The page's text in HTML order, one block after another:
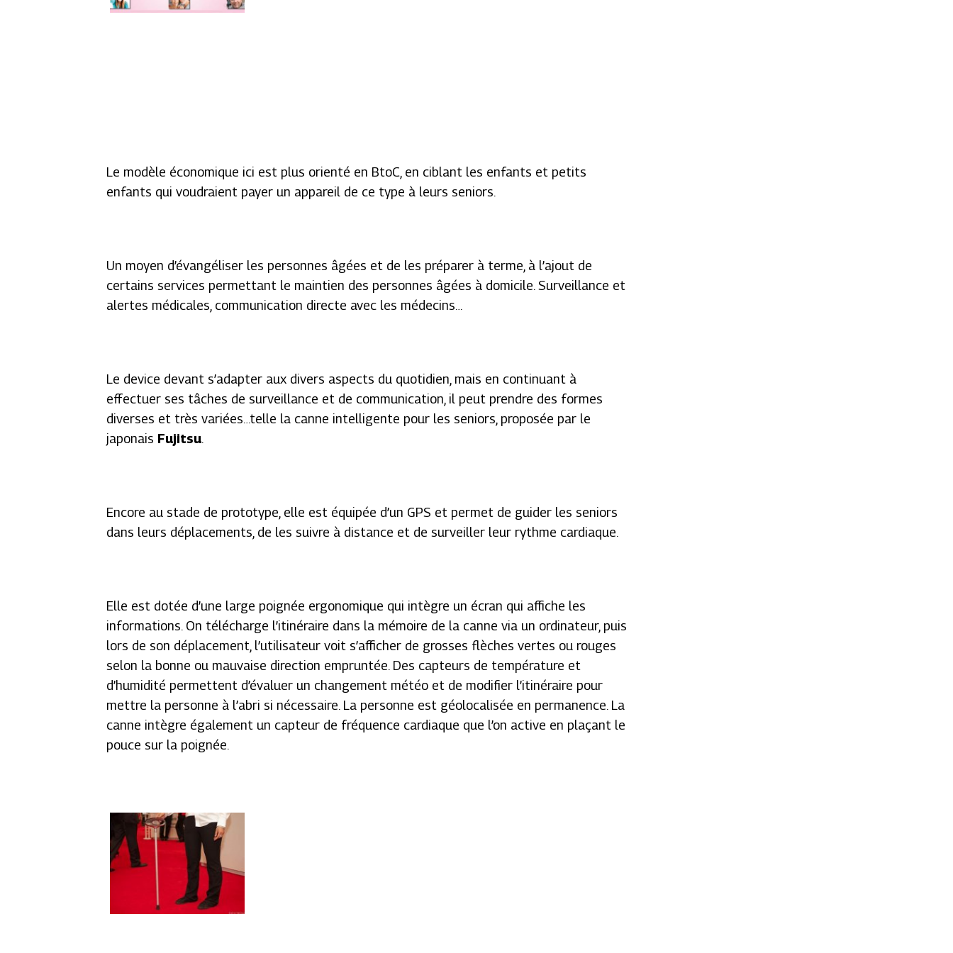
Le modèle économique ici est plus orienté en BtoC, en ciblant les enfants et petits
enfants qui voudraient payer un appareil de ce type à leurs seniors.
Un moyen d’évangéliser les personnes âgées et de les préparer à terme, à l’ajout de
certains services permettant le maintien des personnes âgées à domicile. Surveillance et
alertes médicales, communication directe avec les médecins…
Le device devant s’adapter aux divers aspects du quotidien, mais en continuant à
effectuer ses tâches de surveillance et de communication, il peut prendre des formes
diverses et très variées…telle la canne intelligente pour les seniors, proposée par le
japonais Fujitsu.
Encore au stade de prototype, elle est équipée d’un GPS et permet de guider les seniors
dans leurs déplacements, de les suivre à distance et de surveiller leur rythme cardiaque.
Elle est dotée d’une large poignée ergonomique qui intègre un écran qui affiche les
informations. On télécharge l’itinéraire dans la mémoire de la canne via un ordinateur, puis
lors de son déplacement, l’utilisateur voit s’afficher de grosses flèches vertes ou rouges
selon la bonne ou mauvaise direction empruntée. Des capteurs de température et
d’humidité permettent d’évaluer un changement météo et de modifier l’itinéraire pour
mettre la personne à l’abri si nécessaire. La personne est géolocalisée en permanence. La
canne intègre également un capteur de fréquence cardiaque que l’on active en plaçant le
pouce sur la poignée.